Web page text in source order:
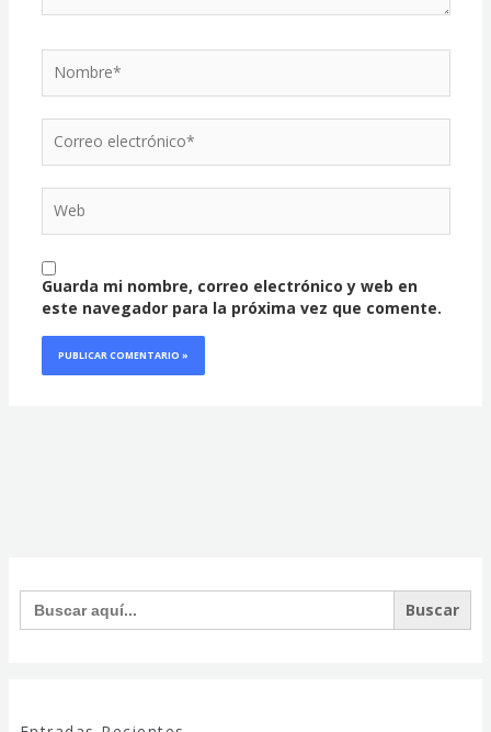
electrónico*
Guarda mi nombre, correo electrónico y web en
este navegador para la próxima vez que comente.
Buscar: